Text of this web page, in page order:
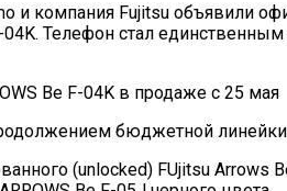
и компания Fujitsu объявили
04K. Телефон стал
бюджетной линейки